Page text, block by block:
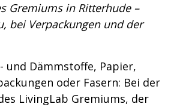
Gremiums in Ritterhude –
bei Verpackungen und der
und Dämmstoffe, Papier,
oder Fasern: Bei der
LivingLab Gremiums, der